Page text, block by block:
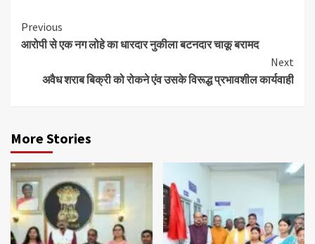
Continue
Reading
Previous
आरोपी से एक नग लोहे का धारदार नुकीला बटनदार चाकू बरामद
Next
अवैध शराब बिक्री को रोकने एंव उसके विरूद्ध प्रभावशील कार्यवाही
More Stories